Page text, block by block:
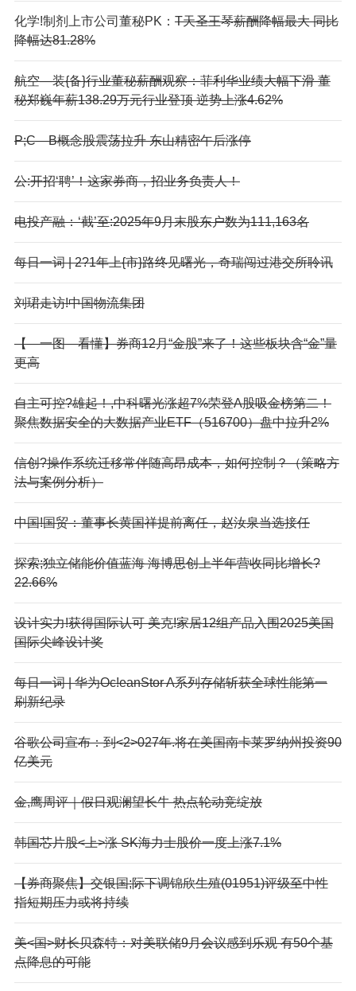
化学!制剂上市公司董秘PK： T天圣王琴薪酬降幅最大 同比
降幅达81.28%
航空—装{备}行业董秘薪酬观察：菲利华业绩大幅下滑 董
秘郑巍年薪138.29万元行业登顶 逆势上涨4.62%
P;C—B概念股震荡拉升 东山精密午后涨停
公:开招‘聘’！这家券商，招业务负责人！
电投产融：‘截’至:2025年9月末股东户数为111,163名
每日一词 | 2?1年上{市}路终见曙光，奇瑞闯过港交所聆讯
刘珺走访!中国物流集团
【—一图—看懂】券商12月“金股”来了！这些板块含“金”量
更高
自主可控?雄起！,中科曙光涨超7%荣登A股吸金榜第二！
聚焦数据安全的大数据产业ETF（516700）盘中拉升2%
信创?操作系统迁移常伴随高昂成本，如何控制？（策略方
法与案例分析）
中国!国贸：董事长黄国祥提前离任，赵汝泉当选接任
探索;独立储能价值蓝海 海博思创上半年营收同比增长?
22.66%
设计实力!获得国际认可 美克!家居12组产品入围2025美国
国际尖峰设计奖
每日一词 | 华为Oc!eanStor A系列存储斩获全球性能第一
刷新纪录
谷歌公司宣布：到<2>027年.将在美国南卡莱罗纳州投资90
亿美元
金,鹰周评｜假日观澜望长牛 热点轮动竞绽放
韩国芯片股<上>涨 SK海力士股价一度上涨7.1%
【券商聚焦】交银国;际下调锦欣生殖(01951)评级至中性
指短期压力或将持续
美<国>财长贝森特：对美联储9月会议感到乐观 有50个基
点降息的可能